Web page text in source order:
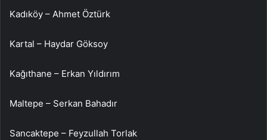
Kadıköy – Ahmet Öztürk
Kartal – Haydar Göksoy
Kağıthane – Erkan Yıldırım
Maltepe – Serkan Bahadır
Sancaktepe – Feyzullah Torlak